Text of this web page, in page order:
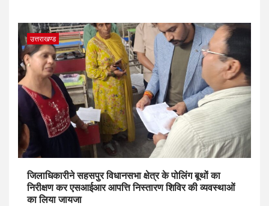
उत्तराखण्ड
जिलाधिकारीने सहसपुर विधानसभा क्षेत्र के पोलिंग बूथों का
निरीक्षण कर एसआईआर आपत्ति निस्तारण शिविर की व्यवस्थाओं
का लिया जायजा